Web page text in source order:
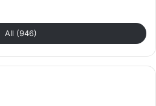
All (946)